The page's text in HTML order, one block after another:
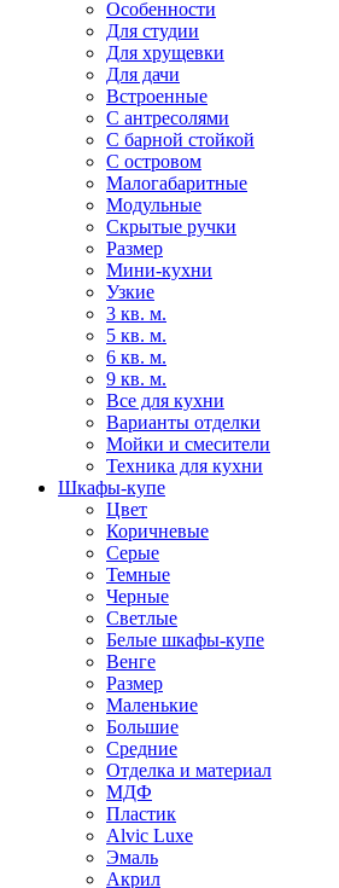
Особенности
Для студии
Для хрущевки
Для дачи
Встроенные
С антресолями
С барной стойкой
С островом
Малогабаритные
Модульные
Скрытые ручки
Размер
Мини-кухни
Узкие
3 кв. м.
5 кв. м.
6 кв. м.
9 кв. м.
Все для кухни
Варианты отделки
Мойки и смесители
Техника для кухни
Шкафы-купе
Цвет
Коричневые
Серые
Темные
Черные
Светлые
Белые шкафы-купе
Венге
Размер
Маленькие
Большие
Средние
Отделка и материал
МДФ
Пластик
Alvic Luxe
Эмаль
Акрил